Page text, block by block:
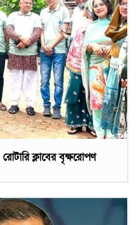
রোটারি ক্লাবের বৃক্ষরোপণ